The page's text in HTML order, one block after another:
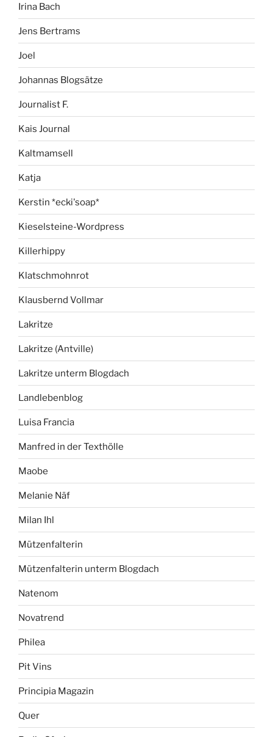
Irina Bach
Jens Bertrams
Joel
Johannas Blogsätze
Journalist F.
Kais Journal
Kaltmamsell
Katja
Kerstin *ecki'soap*
Kieselsteine-Wordpress
Killerhippy
Klatschmohnrot
Klausbernd Vollmar
Lakritze
Lakritze (Antville)
Lakritze unterm Blogdach
Landlebenblog
Luisa Francia
Manfred in der Texthölle
Maobe
Melanie Näf
Milan Ihl
Mützenfalterin
Mützenfalterin unterm Blogdach
Natenom
Novatrend
Philea
Pit Vins
Principia Magazin
Quer